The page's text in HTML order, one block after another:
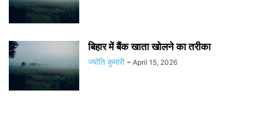
बिहार में बैंक खाता खोलने का तरीका
ज्योति कुमारी - April 15, 2026